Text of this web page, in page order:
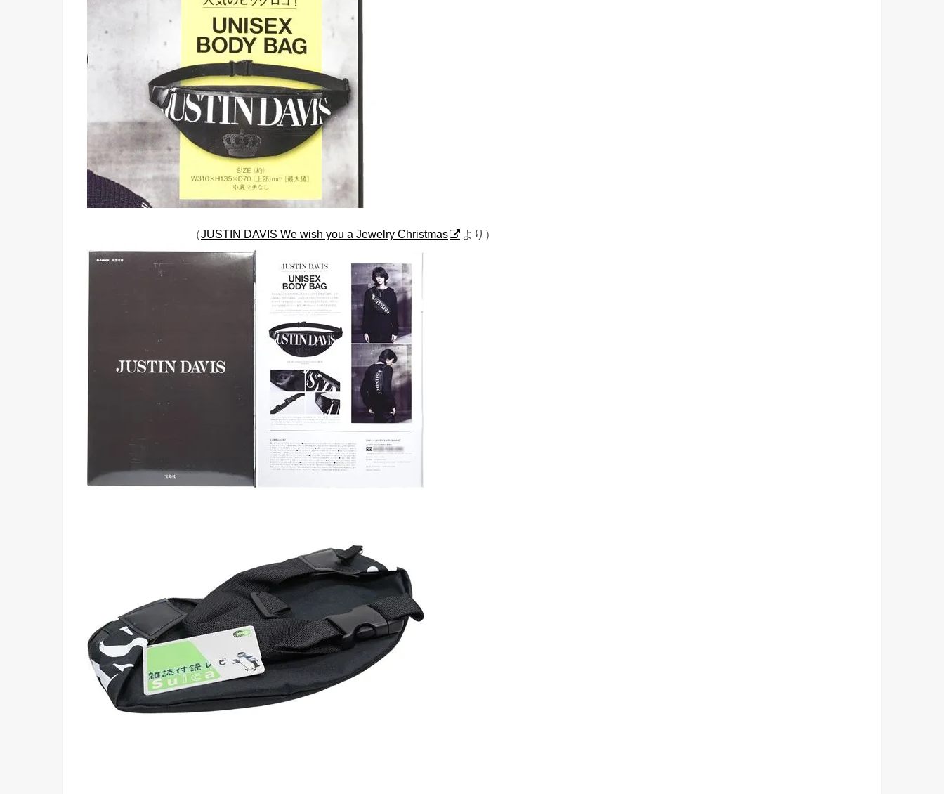
（JUSTIN DAVIS We wish you a Jewelry Christmas より）